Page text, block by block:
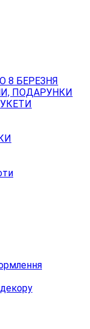
8 БЕРЕЗНЯ
ПОДАРУНКИ